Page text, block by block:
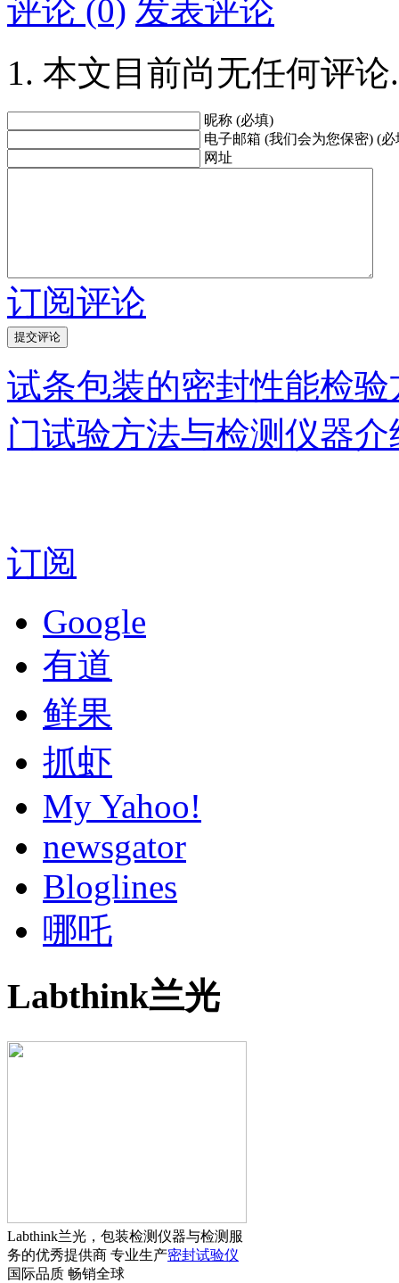
评论 (0) 发表评论
本文目前尚无任何评论.
昵称 (必填)
电子邮箱 (我们会为您保密) (必
网址
订阅评论
试条包装的密封性能检验
门试验方法与检测仪器介
订阅
Google
有道
鲜果
抓虾
My Yahoo!
newsgator
Bloglines
哪吒
Labthink兰光
Labthink兰光，包装检测仪器与检测服
务的优秀提供商 专业生产密封试验仪
国际品质 畅销全球